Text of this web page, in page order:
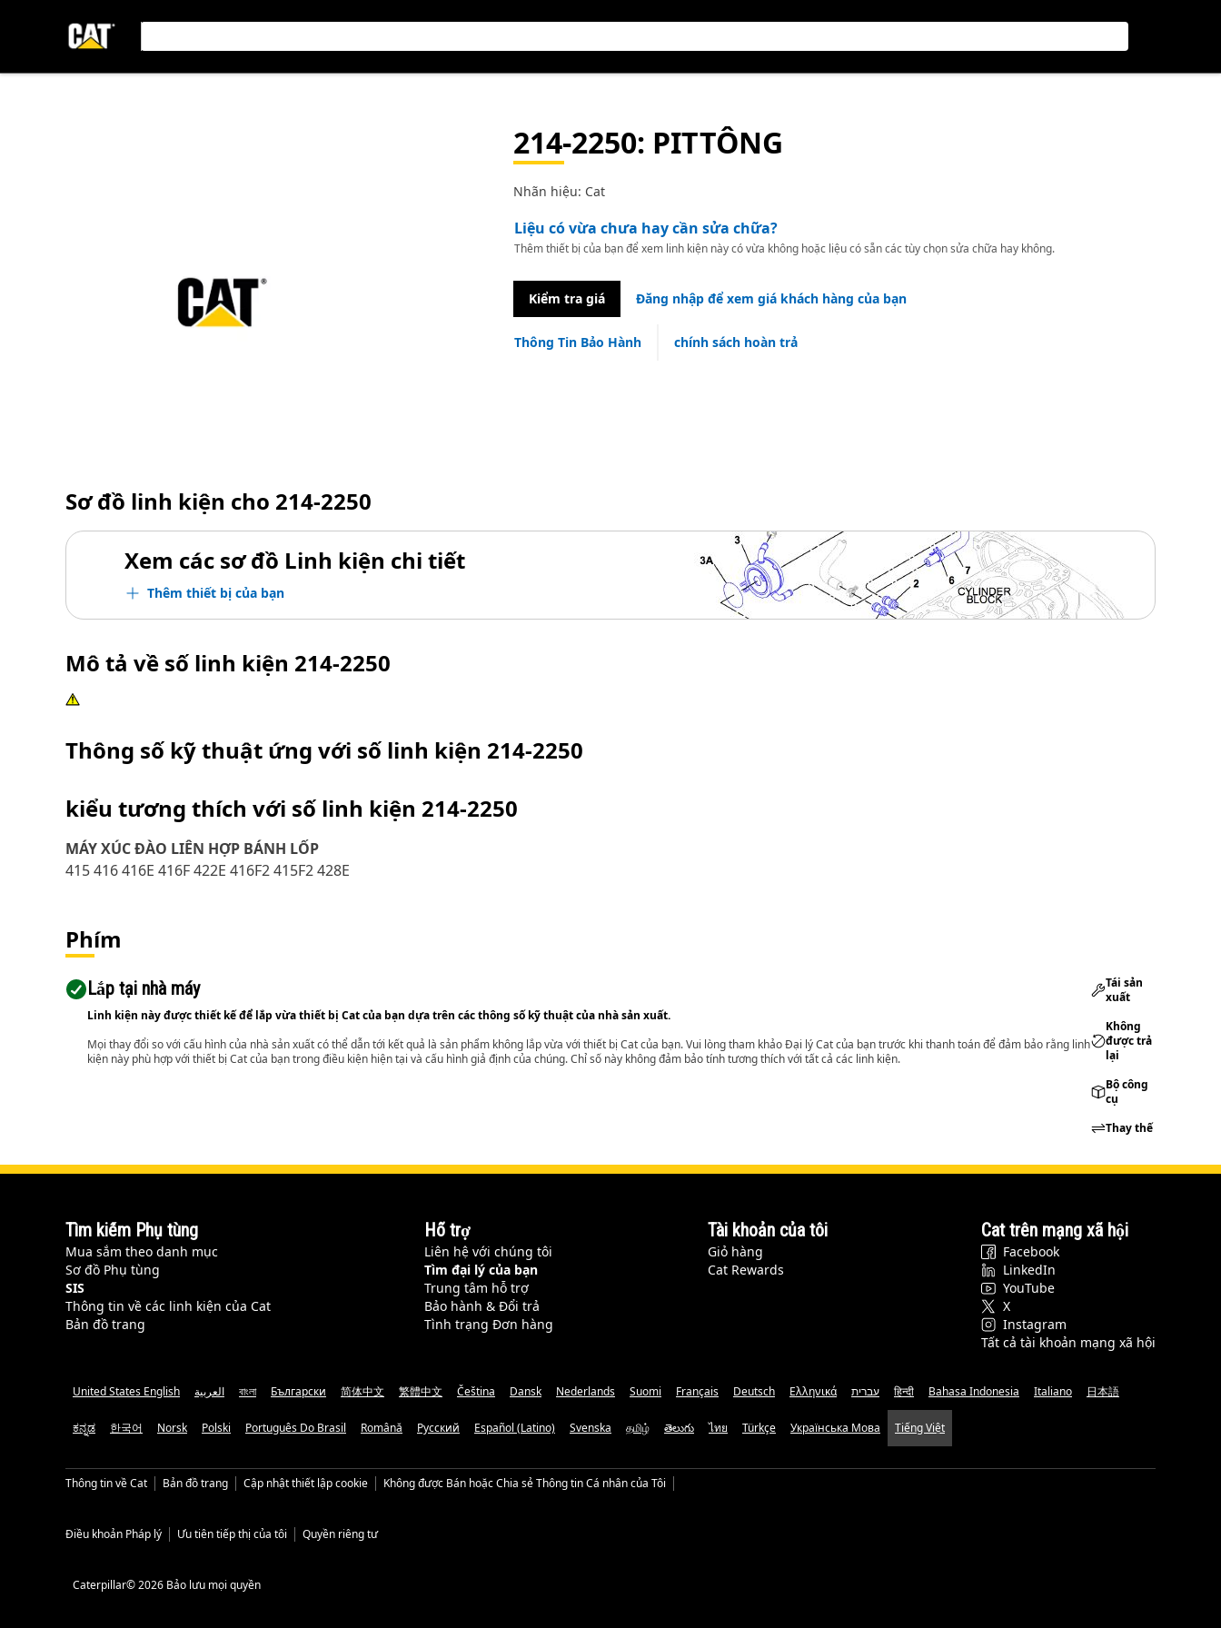
214-2250: PITTÔNG
Nhãn hiệu: Cat
Liệu có vừa chưa hay cần sửa chữa?
Thêm thiết bị của bạn để xem linh kiện này có vừa không hoặc liệu có sẵn các tùy chọn sửa chữa hay không.
Kiểm tra giá Đăng nhập để xem giá khách hàng của bạn
Thông Tin Bảo Hành chính sách hoàn trả
Sơ đồ linh kiện cho 214-2250
Xem các sơ đồ Linh kiện chi tiết
Thêm thiết bị của bạn
Mô tả về số linh kiện 214-2250
Thông số kỹ thuật ứng với số linh kiện 214-2250
kiểu tương thích với số linh kiện 214-2250
MÁY XÚC ĐÀO LIÊN HỢP BÁNH LỐP
415 416 416E 416F 422E 416F2 415F2 428E
Phím
Lắp tại nhà máy
Linh kiện này được thiết kế để lắp vừa thiết bị Cat của bạn dựa trên các thông số kỹ thuật của nhà sản xuất.
Mọi thay đổi so với cấu hình của nhà sản xuất có thể dẫn tới kết quả là sản phẩm không lắp vừa với thiết bị Cat của bạn. Vui lòng tham khảo Đại lý Cat của bạn trước khi thanh toán để đảm bảo rằng linh
kiện này phù hợp với thiết bị Cat của bạn trong điều kiện hiện tại và cấu hình giả định của chúng. Chỉ số này không đảm bảo tính tương thích với tất cả các linh kiện.
Tái sản
xuất
Không
được trả
lại
Bộ công
cụ
Thay thế
Tìm kiếm Phụ tùng
Mua sắm theo danh mục
Sơ đồ Phụ tùng
SIS
Thông tin về các linh kiện của Cat
Bản đồ trang
Hỗ trợ
Liên hệ với chúng tôi
Tìm đại lý của bạn
Trung tâm hỗ trợ
Bảo hành & Đổi trả
Tình trạng Đơn hàng
Tài khoản của tôi
Giỏ hàng
Cat Rewards
Cat trên mạng xã hội
Facebook
LinkedIn
YouTube
X
Instagram
Tất cả tài khoản mạng xã hội
United States English العربية বাংলা Български 简体中文 繁體中文 Čeština Dansk Nederlands Suomi Français Deutsch Ελληνικά עברית हिन्दी Bahasa Indonesia Italiano 日本語
ಕನ್ನಡ 한국어 Norsk Polski Português Do Brasil Română Русский Español (Latino) Svenska தமிழ் తెలుగు ไทย Türkçe Українська Мова Tiếng Việt
Thông tin về Cat Bản đồ trang Cập nhật thiết lập cookie Không được Bán hoặc Chia sẻ Thông tin Cá nhân của Tôi
Điều khoản Pháp lý Ưu tiên tiếp thị của tôi Quyền riêng tư
Caterpillar© 2026 Bảo lưu mọi quyền